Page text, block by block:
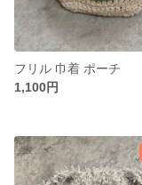
フリル 巾着 ポーチ
1,100円